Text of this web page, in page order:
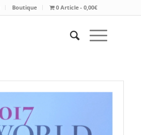
Boutique 0 Article 0,00€